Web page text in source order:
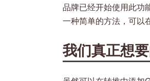
品牌已经开始使用此功
一种简单的方法，可以
我们真正想